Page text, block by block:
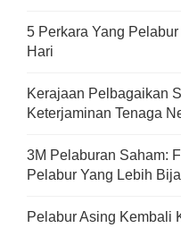
5 Perkara Yang
Hari
Kerajaan Pelbagaikan
Keterjaminan Tenaga
3M Pelaburan Saham:
Pelabur Yang Lebih
Pelabur Asing Kembali